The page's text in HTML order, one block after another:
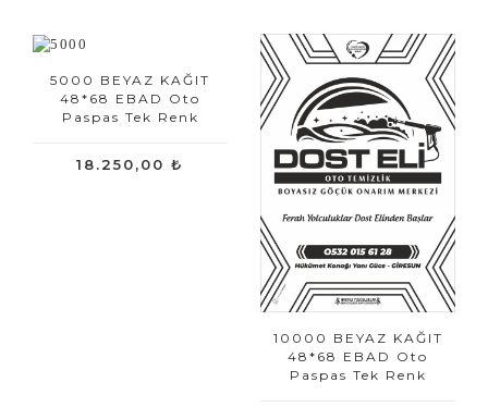
5000 BEYAZ KAĞIT
48*68 EBAD Oto
Paspas Tek Renk
18.250,00 ₺
10000 BEYAZ KAĞIT
48*68 EBAD Oto
Paspas Tek Renk